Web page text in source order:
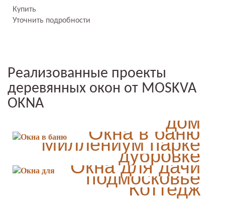
Купить
Уточнить подробности
Реализованные проекты
деревянных окон от MOSKVA
OKNAРадиусные окна в
дом
Окна в баню
Раздвижные окна в
Миллениум парке
Таверна на
дубровке
Окна для дачи
Дом в
подмосковье
Миллениум
Коттедж